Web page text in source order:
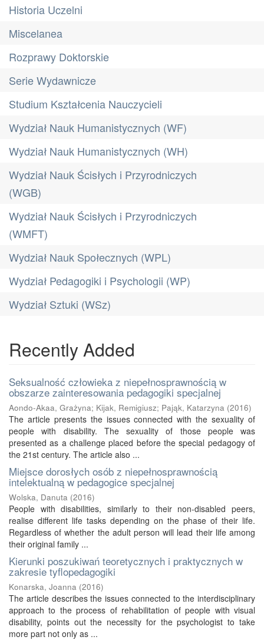
Historia Uczelni
Miscelanea
Rozprawy Doktorskie
Serie Wydawnicze
Studium Kształcenia Nauczycieli
Wydział Nauk Humanistycznych (WF)
Wydział Nauk Humanistycznych (WH)
Wydział Nauk Ścisłych i Przyrodniczych
(WGB)
Wydział Nauk Ścisłych i Przyrodniczych
(WMFT)
Wydział Nauk Społecznych (WPL)
Wydział Pedagogiki i Psychologii (WP)
Wydział Sztuki (WSz)
Recently Added
Seksualność człowieka z niepełnosprawnością w
obszarze zainteresowania pedagogiki specjalnej
Aondo-Akaa, Grażyna; Kijak, Remigiusz; Pająk, Katarzyna (2016)
The article presents the issues connected with the sexuality of
people with disability. The sexuality of those people was
presented as a challenge placed before the special pedagogy of
the 21st century. The article also ...
Miejsce dorosłych osób z niepełnosprawnością
intelektualną w pedagogice specjalnej
Wolska, Danuta (2016)
People with disabilities, similarly to their non-disabled peers,
realise different life tasks depending on the phase of their life.
Regardless of whether the adult person will lead their life among
their original family ...
Kierunki poszukiwań teoretycznych i praktycznych w
zakresie tyflopedagogiki
Konarska, Joanna (2016)
The article describes the issues connected to the interdisciplinary
approach to the process of rehabilitation of people with visual
disability, points out the necessity for the psychologist to take
more part not only as ...